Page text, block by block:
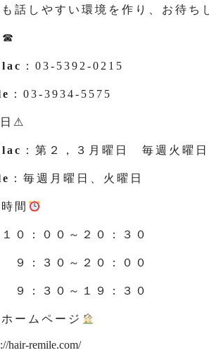
話しやすい環境を作り、お待ち
：03-5392-0215
：03-3934-5575
⚠
：第２，３月曜日 毎週火曜日
：毎週月曜日、火曜日
間
０：００～２０：３０
９：３０～２０：００
９：３０～１９：３０
ームページ
hair-remile.com/